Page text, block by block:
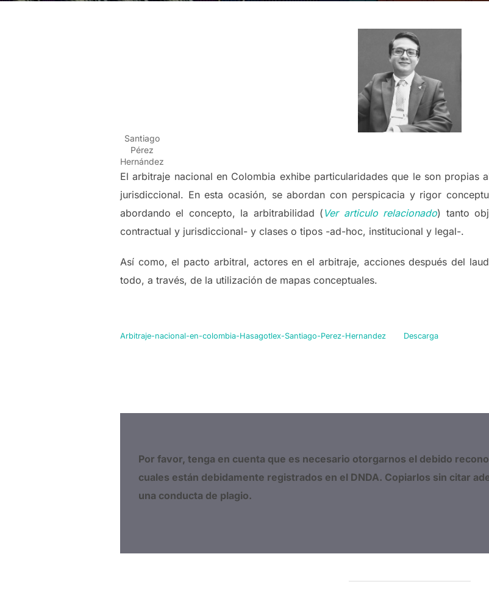
Santiago
Pérez
Hernández
El arbitraje nacional en Colombia exhibe particularidades que le son propias
jurisdiccional. En esta ocasión, se abordan con perspicacia y rigor
abordando el concepto, la arbitrabilidad ( Ver articulo relacionado) tanto
contractual y jurisdiccional- y clases o tipos -ad-hoc, institucional y legal-.
Así como, el pacto arbitral, actores en el arbitraje, acciones después del
todo, a través, de la utilización de mapas conceptuales.
Arbitraje-nacional-en-colombia-Hasagotlex-Santiago-Perez-Hernandez Descarga
Por favor, tenga en cuenta que es necesario otorgarnos el debido
cuales están debidamente registrados en el DNDA. Copiarlos sin citar
una conducta de plagio.